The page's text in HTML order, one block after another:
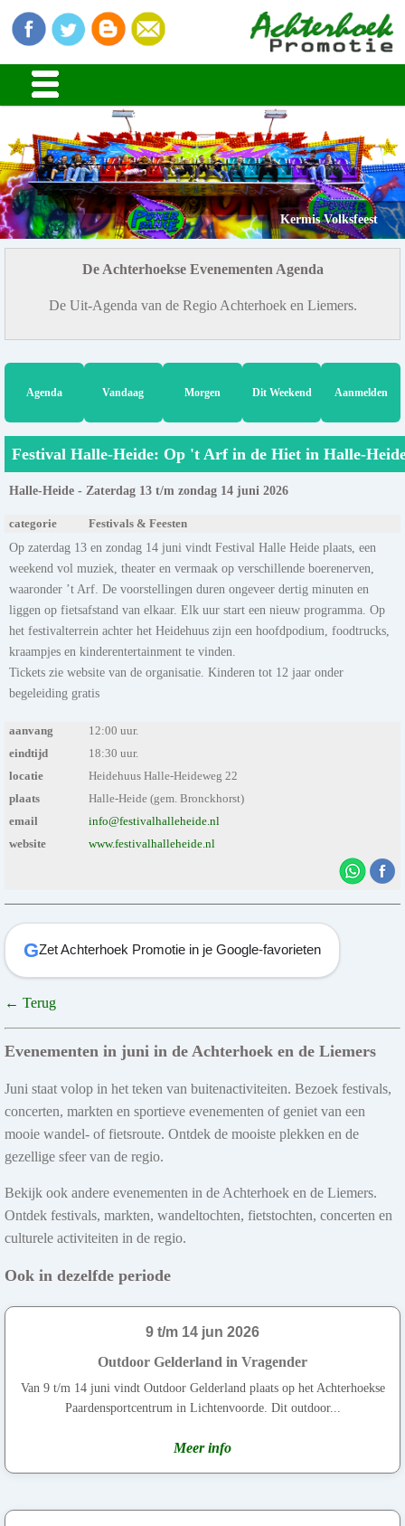
Kermis Volksfeest
De Achterhoekse Evenementen Agenda
De Uit-Agenda van de Regio Achterhoek en Liemers.
Agenda Vandaag Morgen Dit Weekend Aanmelden
Festival Halle-Heide: Op 't Arf in de Hiet in Halle-
Halle-Heide - Zaterdag 13 t/m zondag 14 juni 2026
categorie Festivals & Feesten
Op zaterdag 13 en zondag 14 juni vindt Festival Halle Heide plaats, een
weekend vol muziek, theater en vermaak op verschillende boerenerven,
waaronder ’t Arf. De voorstellingen duren ongeveer dertig minuten en
liggen op fietsafstand van elkaar. Elk uur start een nieuw programma. Op
het festivalterrein achter het Heidehuus zijn een hoofdpodium, foodtrucks,
kraampjes en kinderentertainment te vinden.
Tickets zie website van de organisatie. Kinderen tot 12 jaar onder
begeleiding gratis
aanvang
12:00 uur.
eindtijd
18:30 uur.
locatie
Heidehuus Halle-Heideweg 22
plaats
Halle-Heide (gem. Bronckhorst)
email
info@festivalhalleheide.nl
website
www.festivalhalleheide.nl
GZet Achterhoek Promotie in je Google-favorieten
← Terug
Evenementen in juni in de Achterhoek en de Liemers
Juni staat volop in het teken van buitenactiviteiten. Bezoek festivals,
concerten, markten en sportieve evenementen of geniet van een
mooie wandel- of fietsroute. Ontdek de mooiste plekken en de
gezellige sfeer van de regio.
Bekijk ook andere evenementen in de Achterhoek en de Liemers.
Ontdek festivals, markten, wandeltochten, fietstochten, concerten en
culturele activiteiten in de regio.
Ook in dezelfde periode
9 t/m 14 jun 2026
Outdoor Gelderland in Vragender
Van 9 t/m 14 juni vindt Outdoor Gelderland plaats op het Achterhoekse
Paardensportcentrum in Lichtenvoorde. Dit outdoor...
Meer info